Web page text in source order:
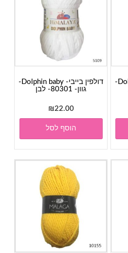
דולפין בייבי- Dolphin baby-
גוון- 80301- לבן
₪22.00
הוסף לסל
דולפין בייבי- Dolphin baby-